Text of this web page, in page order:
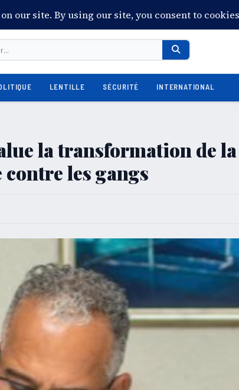
LENTILLE SÉCURITÉ INTERNATIONAL
la transformation de la
les gangs